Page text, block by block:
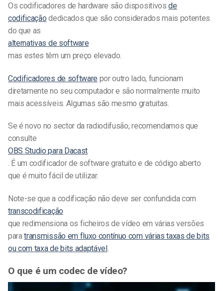
Os codificadores de hardware são dispositivosde
codificação dedicados que são considerados mais potentes
do que as
alternativas de software
mas estes têm um preço elevado.
Codificadores de software por outro lado, funcionam
diretamente no seu computador e são normalmente muito
mais acessíveis. Algumas são mesmo gratuitas.
Se é novo no sector da radiodifusão, recomendamos que
consulte
OBS Studio para Dacast
. É um codificador de software gratuito e de código aberto
que é muito fácil de utilizar.
Note-se que a codificação não deve ser confundida com
transcodificação
que redimensiona os ficheiros de vídeo em várias versões
paratransmissão em fluxo contínuo com várias taxas de bits
ou com taxa de bits adaptável.
O que é um codec de vídeo?